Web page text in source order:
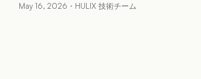
May 16, 2026 ・ HULIX 技術チーム